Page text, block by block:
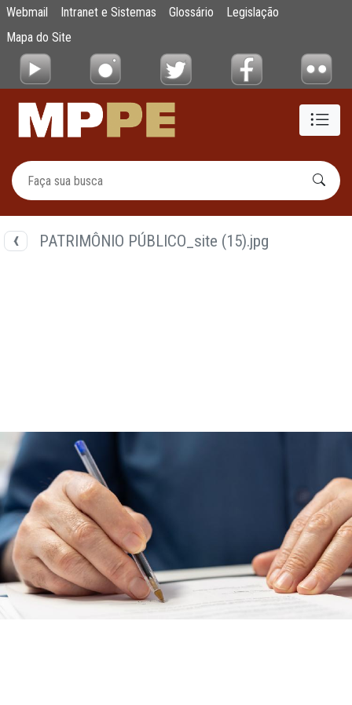
Pular para o Conteúdo principal
Documentos
Webmail Intranet e Sistemas Glossário
Legislação
Mapa do Site
PATRIMÔNIO PÚBLICO_site (15).jpg